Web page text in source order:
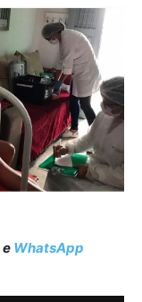
e WhatsApp